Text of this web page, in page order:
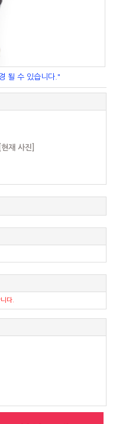
될 수 있습니다."
[현재 사진]
다.